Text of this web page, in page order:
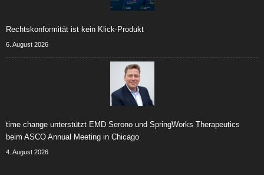
Rechtskonformität ist kein Klick-Produkt
6. August 2026
time change unterstützt EMD Serono und SpringWorks Therapeutics
beim ASCO Annual Meeting in Chicago
4. August 2026